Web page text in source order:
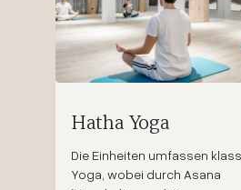
Hatha Yoga
Die Einheiten umfassen
Yoga, wobei durch Asana